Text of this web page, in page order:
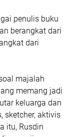
penulis buku
berangkat dari
dari
majalah
memang jadi
keluarga dan
sketcher, aktivis
itu, Rusdin